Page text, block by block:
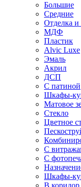
Большие
Средние
Отделка и
МДФ
Пластик
Alvic Luxe
Эмаль
Акрил
ДСП
С патиной
Шкафы-
Матовое
Стекло
Цветное
С
С
Шкафы-
В коридор